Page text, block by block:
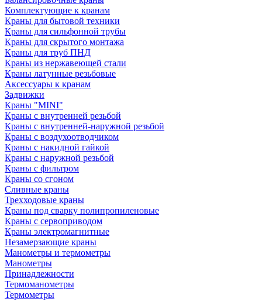
Комплектующие к кранам
Краны для бытовой техники
Краны для сильфонной трубы
Краны для скрытого монтажа
Краны для труб ПНД
Краны из нержавеющей стали
Краны латунные резьбовые
Аксессуары к кранам
Задвижки
Краны "MINI"
Краны с внутренней резьбой
Краны с внутренней-наружной резьбой
Краны с воздухоотводчиком
Краны с накидной гайкой
Краны с наружной резьбой
Краны с фильтром
Краны со сгоном
Сливные краны
Трехходовые краны
Краны под сварку полипропиленовые
Краны с сервоприводом
Краны электромагнитные
Незамерзающие краны
Манометры и термометры
Манометры
Принадлежности
Термоманометры
Термометры